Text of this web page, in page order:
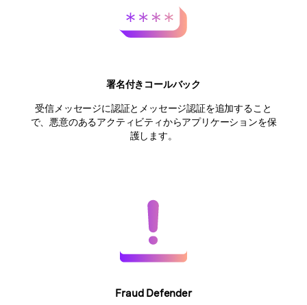
署名付きコールバック
受信メッセージに認証とメッセージ認証を追加すること
で、悪意のあるアクティビティからアプリケーションを保
護します。
Fraud Defender